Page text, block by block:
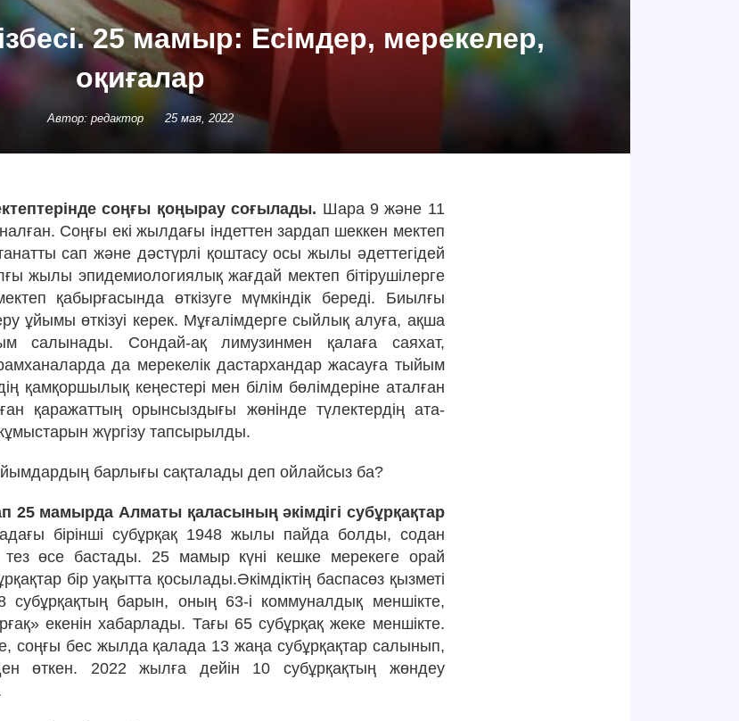
25 мамыр: Есімдер, мерекелер,
оқиғалар
Автор: редактор 25 мая, 2022
соңғы қоңырау соғылады. Шара 9 және 11
Соңғы екі жылдағы індеттен зардап шеккен мектеп
сап және дәстүрлі қоштасу осы жылы әдеттегідей
жылы эпидемиологиялық жағдай мектеп бітірушілерге
қабырғасында өткізуге мүмкіндік береді. Биылғы
ұйымы өткізуі керек. Мұғалімдерге сыйлық алуға, ақша
салынады. Сондай-ақ лимузинмен қалаға саяхат,
да мерекелік дастархандар жасауға тыйым
қамқоршылық кеңестері мен білім бөлімдеріне аталған
қаражаттың орынсыздығы жөнінде түлектердің ата-
жүргізу тапсырылды.
барлығы сақталады деп ойлайсыз ба?
25 мамырда Алматы қаласының әкімдігі субұрқақтар
бірінші субұрқақ 1948 жылы пайда болды, содан
өсе бастады. 25 мамыр күні кешке мерекеге орай
бір уақытта қосылады.Әкімдіктің баспасөз қызметі
субұрқақтың барын, оның 63-і коммуналдық меншікте,
екенін хабарлады. Тағы 65 субұрқақ жеке меншікте.
соңғы бес жылда қалада 13 жаңа субұрқақтар салынып,
өткен. 2022 жылға дейін 10 субұрқақтың жөндеу